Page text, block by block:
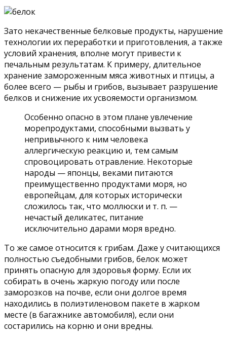
Зато некачественные белковые продукты, нарушение
технологии их переработки и приготовления, а также
условий хранения, вполне могут привести к
печальным результатам. К примеру, длительное
хранение замороженным мяса животных и птицы, а
более всего — рыбы и грибов, вызывает разрушение
белков и снижение их усвояемости организмом.
Особенно опасно в этом плане увлечение
морепродуктами, способными вызвать у
непривычного к ним человека
аллергическую реакцию и, тем самым
спровоцировать отравление. Некоторые
народы — японцы, веками питаются
преимущественно продуктами моря, но
европейцам, для которых исторически
сложилось так, что моллюски и т. п. —
нечастый деликатес, питание
исключительно дарами моря вредно.
То же самое относится к грибам. Даже у считающихся
полностью съедобными грибов, белок может
принять опасную для здоровья форму. Если их
собирать в очень жаркую погоду или после
заморозков на почве, если они долгое время
находились в полиэтиленовом пакете в жарком
месте (в багажнике автомобиля), если они
состарились на корню и они вредны.